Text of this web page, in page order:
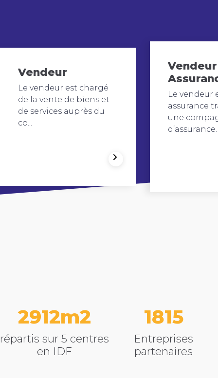
Vendeur
Le vendeur est chargé
de la vente de biens et
de services auprès du
co...
Le vendeur
assurance
une
d’assurance.
3624
répartis sur 5 centres
en IDF
2260
Entreprises
partenaires